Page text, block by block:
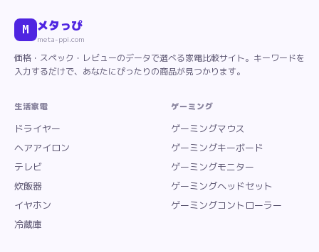
M メタっぴ
meta-ppi.com
価格・スペック・レビューのデータで選べる家電比較サイト。キーワードを
入力するだけで、あなたにぴったりの商品が見つかります。
生活家電
ドライヤー
ヘアアイロン
テレビ
炊飯器
イヤホン
冷蔵庫
ゲーミング
ゲーミングマウス
ゲーミングキーボード
ゲーミングモニター
ゲーミングヘッドセット
ゲーミングコントローラー